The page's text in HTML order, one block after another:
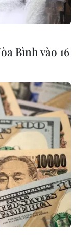
đảm bảo
về nhân
bảo vệ trẻ
tạm giữ,
nữ trong
Bình vào 16